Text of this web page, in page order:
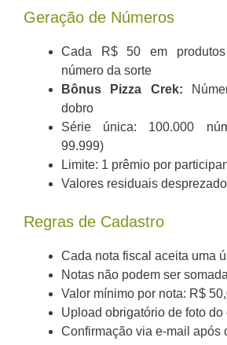
Geração de Números
Cada R$ 50 em
número da sorte
Bônus Pizza Crek:
dobro
Série única: 100.000
99.999)
Limite: 1 prêmio por
Valores residuais
Regras de Cadastro
Cada nota fiscal aceita uma
Notas não podem ser
Valor mínimo por nota: R$
Upload obrigatório de foto do
Confirmação via e-mail após